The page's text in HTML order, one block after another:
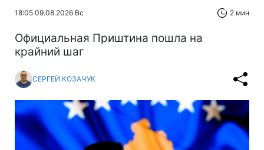
18:05 09.08.2026 Вс 2 мин
Официальная Приштина пошла на
крайний шаг
СЕРГЕЙ КОЗАЧУК